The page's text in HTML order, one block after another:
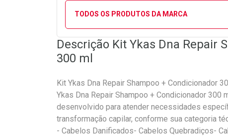
TODOS OS PRODUTOS DA MARCA
Descrição Kit Ykas Dna Repair
300 ml
Kit Ykas Dna Repair Shampoo + Condicionador
Ykas Dna Repair Shampoo + Condicionador 300
desenvolvido para atender necessidades
transformação capilar, conforme sua categoria
- Cabelos Danificados- Cabelos Quebradiços-